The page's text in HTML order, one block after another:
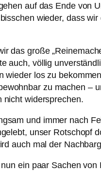
auf das Ende von
wieder, dass
das große
auch, völlig
wieder los zu
zu machen –
nicht widersprechen.
und immer nach
unser Rotschopf
auch mal der
ein paar Sachen